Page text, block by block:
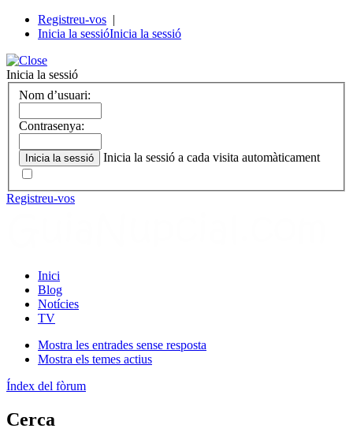
Registreu-vos |
Inicia la sessióInicia la sessió
Inicia la sessió
Nom d’usuari:
Contrasenya:
Inicia la sessió a cada visita automàticament
Registreu-vos
Inici
Blog
Notícies
TV
Mostra les entrades sense resposta
Mostra els temes actius
Índex del fòrum
Cerca